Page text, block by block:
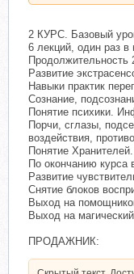
2 КУРС. Базовый
6 лекций, один раз
Продолжительность
Развитие
Навыки практик
Сознание,
Понятие психики.
Порчи, сглазы,
воздействия,
Понятие Хранителей.
По окончанию курса
Развитие
Снятие блоков
Выход на
Выход на
ПРОДАЖНИК: